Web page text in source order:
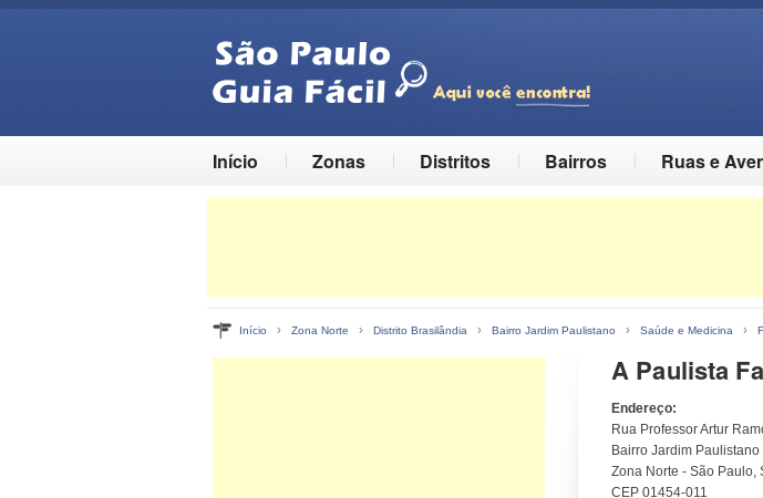
Início Zonas Distritos Bairros Ruas e
Início › Zona Norte › Distrito Brasilândia › Bairro Jardim Paulistano › Saúde e Medicina ›
A Paulista
Endereço:
Rua Professor Artur
Bairro Jardim
Zona Norte - São Paulo,
CEP 01454-011